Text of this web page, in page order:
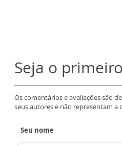
Seja o
Os comentários e avaliações são
seus autores e não representam a
Seu nome